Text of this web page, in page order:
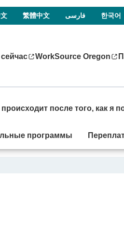
繁體中文 فارسی 한국어
WorkSource Oregon
после того, как я
программы